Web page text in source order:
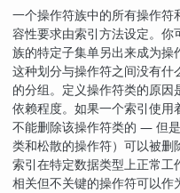
一个操作符族中的所有操作
容性要求由索引方法设定。
族的特定子集单另出来成为操
这种划分与操作符之间没有
的分组。定义操作符类的原
依赖程度。如果一个索引使用
不能删除该操作符类的 — 但
类和松散的操作符）可以被删
索引在特定数据类型上正常
相关但不关键的操作符可以作